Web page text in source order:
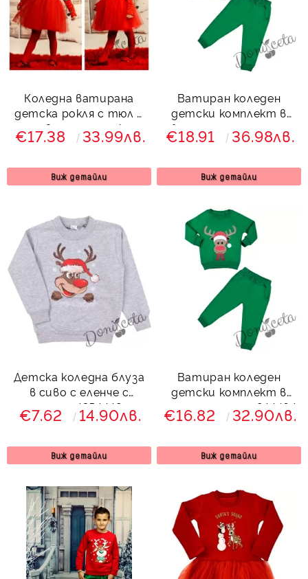
Коледна ватирана
детска рокля с тюл в
червено и елхички
€17.38 33.99лв.
Виж детайли
Ватиран коледен
детски комплект в
бяло и зелено с елен
745743 Звън
€18.91 36.98лв.
Виж детайли
Детска коледна блуза
в сиво с еленче с
шалче 4354442
€7.62 14.90лв.
Виж детайли
Ватиран коледен
детски комплект в
зелено с еленче 844464
€16.82 32.90лв.
Виж детайли